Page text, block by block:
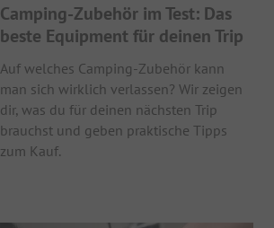
Camping-Zubehör im Test: Das
beste Equipment für deinen Trip
Auf welches Camping-Zubehör kann
man sich wirklich verlassen? Wir zeigen
dir, was du für deinen nächsten Trip
brauchst und geben praktische Tipps
zum Kauf.